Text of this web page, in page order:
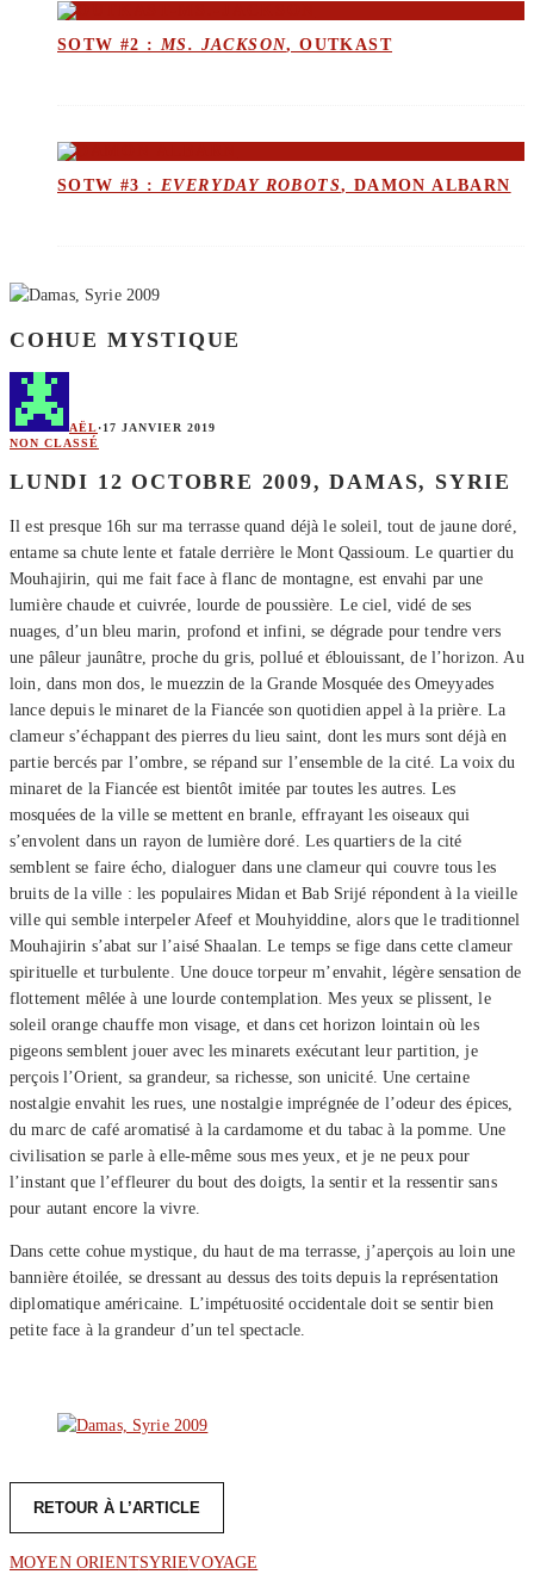
SOTW #2 : MS. JACKSON, OUTKAST
SOTW #3 : EVERYDAY ROBOTS, DAMON ALBARN
COHUE MYSTIQUE
AËL·17 JANVIER 2019
NON CLASSÉ
LUNDI 12 OCTOBRE 2009, DAMAS, SYRIE
Il est presque 16h sur ma terrasse quand déjà le soleil, tout de jaune doré,
entame sa chute lente et fatale derrière le Mont Qassioum. Le quartier du
Mouhajirin, qui me fait face à flanc de montagne, est envahi par une
lumière chaude et cuivrée, lourde de poussière. Le ciel, vidé de ses
nuages, d’un bleu marin, profond et infini, se dégrade pour tendre vers
une pâleur jaunâtre, proche du gris, pollué et éblouissant, de l’horizon. Au
loin, dans mon dos, le muezzin de la Grande Mosquée des Omeyyades
lance depuis le minaret de la Fiancée son quotidien appel à la prière. La
clameur s’échappant des pierres du lieu saint, dont les murs sont déjà en
partie bercés par l’ombre, se répand sur l’ensemble de la cité. La voix du
minaret de la Fiancée est bientôt imitée par toutes les autres. Les
mosquées de la ville se mettent en branle, effrayant les oiseaux qui
s’envolent dans un rayon de lumière doré. Les quartiers de la cité
semblent se faire écho, dialoguer dans une clameur qui couvre tous les
bruits de la ville : les populaires Midan et Bab Srijé répondent à la vieille
ville qui semble interpeler Afeef et Mouhyiddine, alors que le traditionnel
Mouhajirin s’abat sur l’aisé Shaalan. Le temps se fige dans cette clameur
spirituelle et turbulente. Une douce torpeur m’envahit, légère sensation de
flottement mêlée à une lourde contemplation. Mes yeux se plissent, le
soleil orange chauffe mon visage, et dans cet horizon lointain où les
pigeons semblent jouer avec les minarets exécutant leur partition, je
perçois l’Orient, sa grandeur, sa richesse, son unicité. Une certaine
nostalgie envahit les rues, une nostalgie imprégnée de l’odeur des épices,
du marc de café aromatisé à la cardamome et du tabac à la pomme. Une
civilisation se parle à elle-même sous mes yeux, et je ne peux pour
l’instant que l’effleurer du bout des doigts, la sentir et la ressentir sans
pour autant encore la vivre.
Dans cette cohue mystique, du haut de ma terrasse, j’aperçois au loin une
bannière étoilée, se dressant au dessus des toits depuis la représentation
diplomatique américaine. L’impétuosité occidentale doit se sentir bien
petite face à la grandeur d’un tel spectacle.
RETOUR À L’ARTICLE
MOYEN ORIENTSYRIEVOYAGE